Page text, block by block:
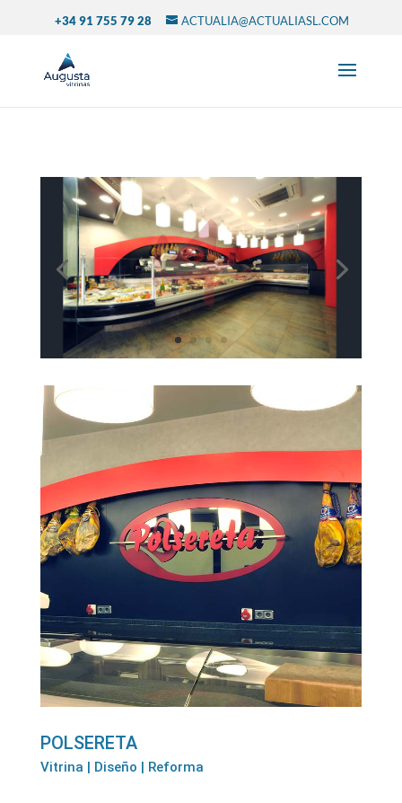
+34 91 755 79 28 ACTUALIA@ACTUALIASL.COM
POLSERETA
Vitrina | Diseño | Reforma